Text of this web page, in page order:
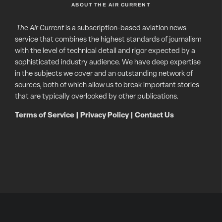
ABOUT THE AIR CURRENT
The Air Currentis a subscription-based aviation news
service that combines the highest standards of journalism
with the level of technical detail and rigor expected by a
sophisticated industry audience. We have deep expertise
in the subjects we cover and an outstanding network of
sources, both of which allow us to break important stories
that are typically overlooked by other publications.
Terms of Service Privacy Policy| Contact Us